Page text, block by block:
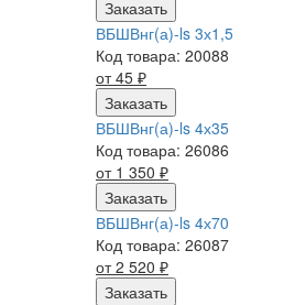
Заказать
ВБШВнг(а)-ls 3х1,5
Код товара: 20088
от 45 ₽
Заказать
ВБШВнг(а)-ls 4х35
Код товара: 26086
от 1 350 ₽
Заказать
ВБШВнг(а)-ls 4х70
Код товара: 26087
от 2 520 ₽
Заказать